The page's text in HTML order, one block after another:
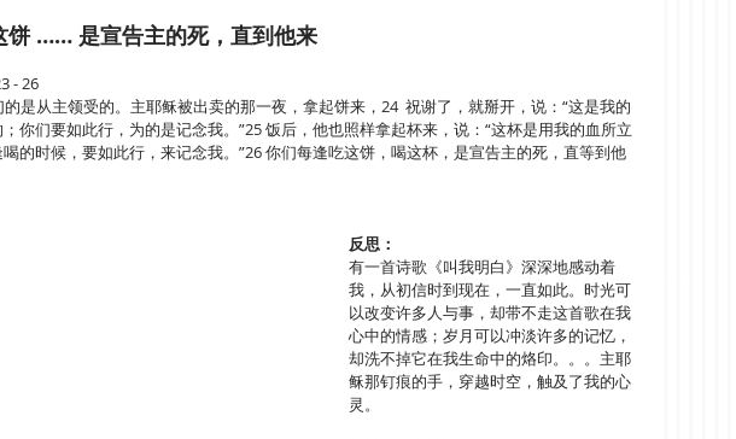
饼 …… 是宣告主的死，直到他来
- 26
是从主领受的。主耶稣被出卖的那一夜，拿起饼来，24  祝谢了，就掰开，说：“这是我的
你们要如此行，为的是记念我。”25 饭后，他也照样拿起杯来，说：“这杯是用我的血所立
的时候，要如此行，来记念我。”26 你们每逢吃这饼，喝这杯，是宣告主的死，直等到他
反思：
有一首诗歌《叫我明白》深深地感动着
我，从初信时到现在，一直如此。时光可
以改变许多人与事，却带不走这首歌在我
心中的情感；岁月可以冲淡许多的记忆，
却洗不掉它在我生命中的烙印。。。主耶
稣那钉痕的手，穿越时空，触及了我的心
灵。